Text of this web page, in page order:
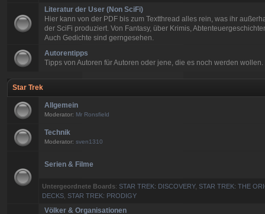
Literatur der User (Non SciFi)
Hier kann von der PDF bis zum Textthread alles rein, was ihr
der SciFi produziert. Von Fantasy, über Krimis,
Auch Gedichte sind gerngesehen.
Autorentipps
Tipps von Autoren für Autoren oder jene, die es noch werden wollen.
Star Trek
Allgemein
Moderator: Mr Ronsfield
Technik
Moderator: sven1310
Serien & Filme
Untergeordnete Boards:STAR TREK: DISCOVERY,STAR TREK: THE
DECKS ,STAR TREK: PRODIGY
Völker & Organisationen